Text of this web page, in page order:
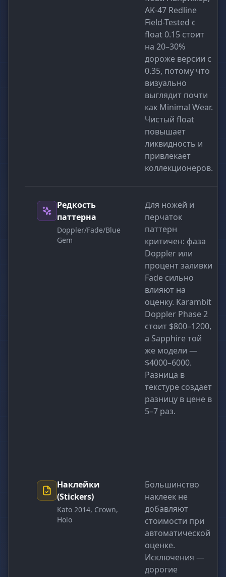
AK-47 Redline
Field-Tested с
float 0.15 стоит
на 20–30%
дороже версии с
0.35, потому что
визуально
выглядит почти
как Minimal Wear.
Чистый float
повышает
ликвидность и
привлекает
коллекционеров.
Редкость
паттерна
Doppler/Fade/Blue
Gem
Для ножей и
перчаток
паттерн
критичен: фаза
Doppler или
процент заливки
Fade сильно
влияют на
оценку. Karambit
Doppler Phase 2
стоит $800–1200,
а Sapphire той
же модели —
$4000–6000.
Разница в
текстуре создает
разницу в цене в
5–7 раз.
Наклейки
(Stickers)
Kato 2014, Crown,
Holo
Большинство
наклеек не
добавляют
стоимости при
автоматической
оценке.
Исключения —
дорогие